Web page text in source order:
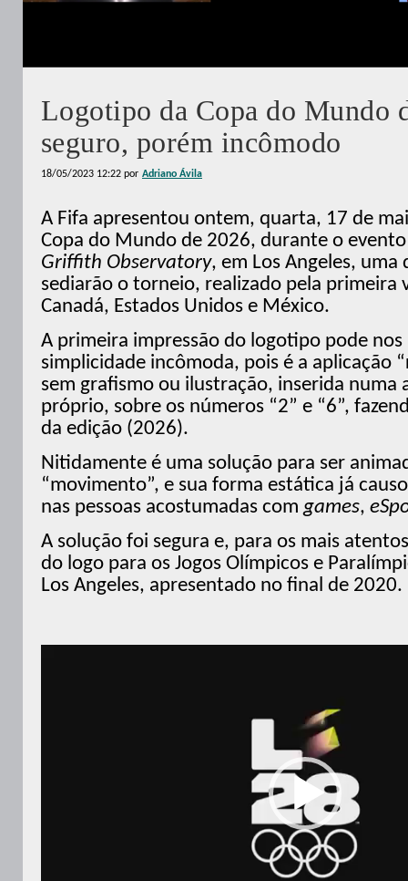
Logotipo da Copa do Mundo
seguro, porém incômodo
18/05/2023 12:22 por Adriano Ávila
A Fifa apresentou ontem, quarta, 17 de
Copa do Mundo de 2026, durante o
Griffith Observatory, em Los Angeles, uma
sediarão o torneio, realizado pela primeira
Canadá, Estados Unidos e México.
A primeira impressão do logotipo pode nos
simplicidade incômoda, pois é a aplicação
sem grafismo ou ilustração, inserida numa
próprio, sobre os números “2” e “6”,
da edição (2026).
Nitidamente é uma solução para ser
“movimento”, e sua forma estática já
nas pessoas acostumadas comgames,
A solução foi segura e, para os mais
do logo para os Jogos Olímpicos e
Los Angeles, apresentado no final de 2020.